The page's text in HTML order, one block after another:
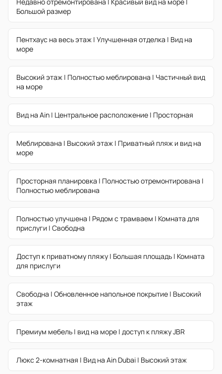
Большой размер
Пентхаус на весь этаж | Улучшенная отделка | Вид на
море
Высокий этаж | Полностью меблирована | Частичный вид
на море
Вид на Ain | Центральное расположение | Просторная
Меблирована | Высокий этаж | Приватный пляж и вид на
море
Просторная планировка | Полностью отремонтирована |
Полностью меблирована
Полностью улучшена | Рядом с трамваем | Комната для
прислуги | Свободна
Доступ к приватному пляжу | Большая площадь | Комната
для прислуги
Свободна | Обновленное напольное покрытие | Высокий
этаж
Премиум мебель | вид на море | доступ к пляжу JBR
Люкс 2-комнатная | Вид на Ain Dubai | Высокий этаж